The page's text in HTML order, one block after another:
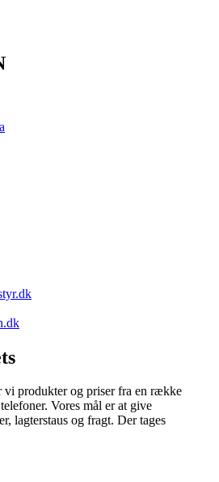
vi produkter og priser fra en række
Vores mål er at give
lagterstaus og fragt. Der tages